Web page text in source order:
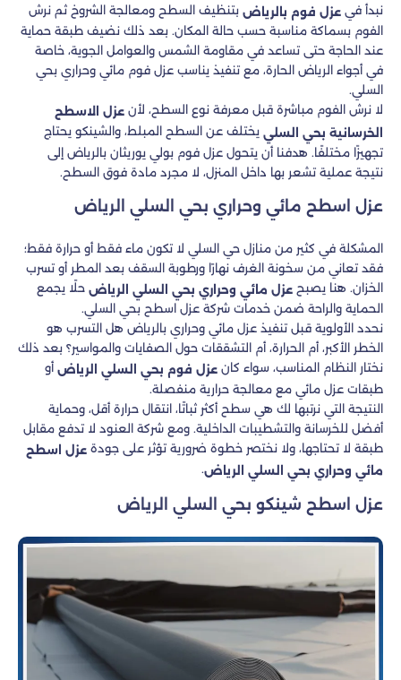
نبدأ في عزل فوم بالرياض بتنظيف السطح ومعالجة الشروخ ثم نرش
الفوم بسماكة مناسبة حسب حالة المكان. بعد ذلك نضيف طبقة حماية
عند الحاجة حتى تساعد في مقاومة الشمس والعوامل الجوية، خاصة
في أجواء الرياض الحارة، مع تنفيذ يناسب عزل فوم مائي وحراري بحي
السلي.
لا نرش الفوم مباشرة قبل معرفة نوع السطح، لأن عزل الاسطح
الخرسانية بحي السلي يختلف عن السطح المبلط، والشينكو يحتاج
تجهيزًا مختلفًا. هدفنا أن يتحول عزل فوم بولي يوريثان بالرياض إلى
نتيجة عملية تشعر بها داخل المنزل، لا مجرد مادة فوق السطح.
عزل اسطح مائي وحراري بحي السلي الرياض
المشكلة في كثير من منازل حي السلي لا تكون ماء فقط أو حرارة فقط؛
فقد تعاني من سخونة الغرف نهارًا ورطوبة السقف بعد المطر أو تسرب
الخزان. هنا يصبح عزل مائي وحراري بحي السلي الرياض حلًا يجمع
الحماية والراحة ضمن خدمات شركة عزل اسطح بحي السلي.
نحدد الأولوية قبل تنفيذ عزل مائي وحراري بالرياض هل التسرب هو
الخطر الأكبر، أم الحرارة، أم التشققات حول الصفايات والمواسير؟ بعد ذلك
نختار النظام المناسب، سواء كان عزل فوم بحي السلي الرياض أو
طبقات عزل مائي مع معالجة حرارية منفصلة.
النتيجة التي نرتبها لك هي سطح أكثر ثباتًا، انتقال حرارة أقل، وحماية
أفضل للخرسانة والتشطيبات الداخلية. ومع شركة العنود لا تدفع مقابل
طبقة لا تحتاجها، ولا نختصر خطوة ضرورية تؤثر على جودة عزل اسطح
مائي وحراري بحي السلي الرياض.
عزل اسطح شينكو بحي السلي الرياض